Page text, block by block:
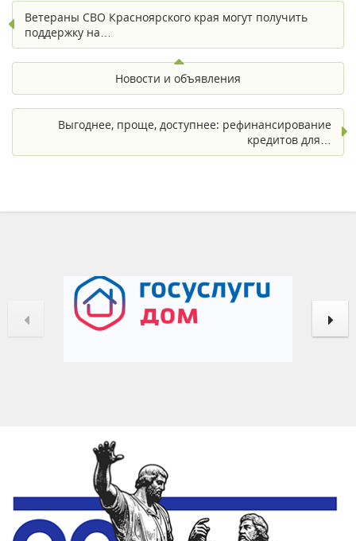
Ветераны СВО Красноярского края могут получить
поддержку на…
Новости и объявления
Выгоднее, проще, доступнее: рефинансирование
кредитов для…